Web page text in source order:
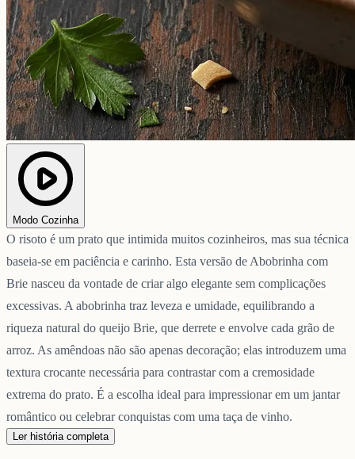
Modo Cozinha
O risoto é um prato que intimida muitos cozinheiros, mas sua técnica
baseia-se em paciência e carinho. Esta versão de Abobrinha com
Brie nasceu da vontade de criar algo elegante sem complicações
excessivas. A abobrinha traz leveza e umidade, equilibrando a
riqueza natural do queijo Brie, que derrete e envolve cada grão de
arroz. As amêndoas não são apenas decoração; elas introduzem uma
textura crocante necessária para contrastar com a cremosidade
extrema do prato. É a escolha ideal para impressionar em um jantar
romântico ou celebrar conquistas com uma taça de vinho.
Ler história completa